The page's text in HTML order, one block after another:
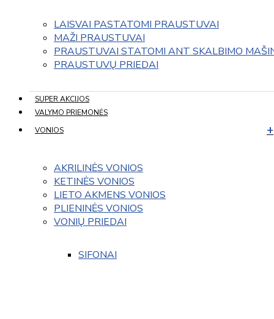
LAISVAI PASTATOMI PRAUSTUVAI
MAŽI PRAUSTUVAI
PRAUSTUVAI STATOMI ANT SKALBIMO
PRAUSTUVŲ PRIEDAI
SUPER AKCIJOS
VALYMO PRIEMONĖS
VONIOS
AKRILINĖS VONIOS
KETINĖS VONIOS
LIETO AKMENS VONIOS
PLIENINĖS VONIOS
VONIŲ PRIEDAI
SIFONAI